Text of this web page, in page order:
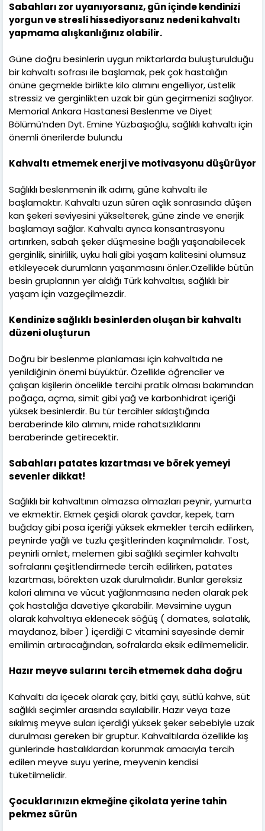
Sabahları zor uyanıyorsanız, gün içinde kendinizi
yorgun ve stresli hissediyorsanız nedeni kahvaltı
yapmama alışkanlığınız olabilir.
Güne doğru besinlerin uygun miktarlarda buluşturulduğu
bir kahvaltı sofrası ile başlamak, pek çok hastalığın
önüne geçmekle birlikte kilo alımını engelliyor, üstelik
stressiz ve gerginlikten uzak bir gün geçirmenizi sağlıyor.
Memorial Ankara Hastanesi Beslenme ve Diyet
Bölümü’nden Dyt. Emine Yüzbaşıoğlu, sağlıklı kahvaltı için
önemli önerilerde bulundu
Kahvaltı etmemek enerji ve motivasyonu düşürüyor
Sağlıklı beslenmenin ilk adımı, güne kahvaltı ile
başlamaktır. Kahvaltı uzun süren açlık sonrasında düşen
kan şekeri seviyesini yükselterek, güne zinde ve enerjik
başlamayı sağlar. Kahvaltı ayrıca konsantrasyonu
artırırken, sabah şeker düşmesine bağlı yaşanabilecek
gerginlik, sinirlilik, uyku hali gibi yaşam kalitesini olumsuz
etkileyecek durumların yaşanmasını önler.Özellikle bütün
besin gruplarının yer aldığı Türk kahvaltısı, sağlıklı bir
yaşam için vazgeçilmezdir.
Kendinize sağlıklı besinlerden oluşan bir kahvaltı
düzeni oluşturun
Doğru bir beslenme planlaması için kahvaltıda ne
yenildiğinin önemi büyüktür. Özellikle öğrenciler ve
çalışan kişilerin öncelikle tercihi pratik olması bakımından
poğaça, açma, simit gibi yağ ve karbonhidrat içeriği
yüksek besinlerdir. Bu tür tercihler sıklaştığında
beraberinde kilo alımını, mide rahatsızlıklarını
beraberinde getirecektir.
Sabahları patates kızartması ve börek yemeyi
sevenler dikkat!
Sağlıklı bir kahvaltının olmazsa olmazları peynir, yumurta
ve ekmektir. Ekmek çeşidi olarak çavdar, kepek, tam
buğday gibi posa içeriği yüksek ekmekler tercih edilirken,
peynirde yağlı ve tuzlu çeşitlerinden kaçınılmalıdır. Tost,
peynirli omlet, melemen gibi sağlıklı seçimler kahvaltı
sofralarını çeşitlendirmede tercih edilirken, patates
kızartması, börekten uzak durulmalıdır. Bunlar gereksiz
kalori alımına ve vücut yağlanmasına neden olarak pek
çok hastalığa davetiye çıkarabilir. Mevsimine uygun
olarak kahvaltıya eklenecek söğüş ( domates, salatalık,
maydanoz, biber ) içerdiği C vitamini sayesinde demir
emilimin artıracağından, sofralarda eksik edilmemelidir.
Hazır meyve sularını tercih etmemek daha doğru
Kahvaltı da içecek olarak çay, bitki çayı, sütlü kahve, süt
sağlıklı seçimler arasında sayılabilir. Hazır veya taze
sıkılmış meyve suları içerdiği yüksek şeker sebebiyle uzak
durulması gereken bir gruptur. Kahvaltılarda özellikle kış
günlerinde hastalıklardan korunmak amacıyla tercih
edilen meyve suyu yerine, meyvenin kendisi
tüketilmelidir.
Çocuklarınızın ekmeğine çikolata yerine tahin
pekmez sürün